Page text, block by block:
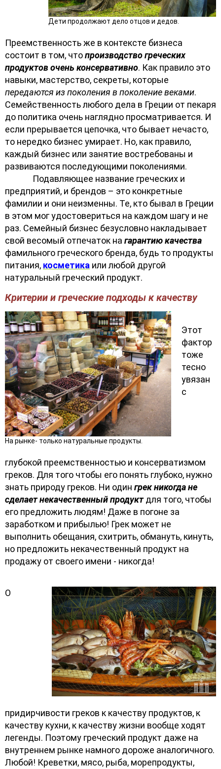
Дети продолжают дело отцов и дедов.
Преемственность же в контексте бизнеса
состоит в том, чтопроизводство греческих
продуктов очень консервативно. Как правило это
навыки, мастерство, секреты, которые
передаются из поколения в поколение веками.
Семейственность любого дела в Греции от пекаря
до политика очень наглядно просматривается. И
если прерывается цепочка, что бывает нечасто,
то нередко бизнес умирает. Но, как правило,
каждый бизнес или занятие востребованы и
развиваются последующими поколениями.
Подавляющее название греческих и
предприятий, и брендов – это конкретные
фамилии и они неизменны. Те, кто бывал в Греции
в этом мог удостовериться на каждом шагу и не
раз. Семейный бизнес безусловно накладывает
свой весомый отпечаток на гарантию качества
фамильного греческого бренда, будь то продукты
питания, косметика или любой другой
натуральный греческий продукт.
Критерии и греческие подходы к качеству
На рынке- только натуральные продукты.
Этот
фактор
тоже
тесно
увязан
с
глубокой преемственностью и консерватизмом
греков. Для того чтобы его понять глубоко, нужно
знать природу греков. Ни один грек никогда не
сделает некачественный продуктдля того, чтобы
его предложить людям! Даже в погоне за
заработком и прибылью! Грек может не
выполнить обещания, схитрить, обмануть, кинуть,
но предложить некачественный продукт на
продажу от своего имени - никогда!
О
придирчивости греков к качеству продуктов, к
качеству кухни, к качеству жизни вообще ходят
легенды. Поэтому греческий продукт даже на
внутреннем рынке намного дороже аналогичного.
Любой! Креветки, мясо, рыба, морепродукты,